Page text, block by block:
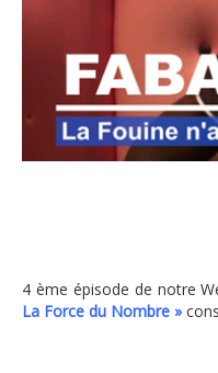
4 ème épisode de notre
La Force du Nombre »